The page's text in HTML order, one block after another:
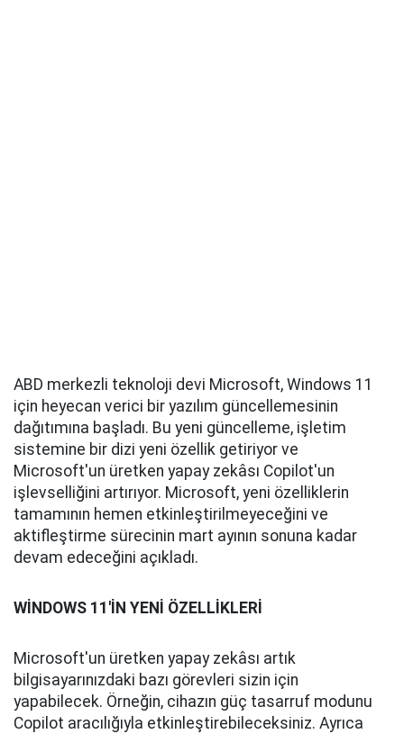
ABD merkezli teknoloji devi Microsoft, Windows 11
için heyecan verici bir yazılım güncellemesinin
dağıtımına başladı. Bu yeni güncelleme, işletim
sistemine bir dizi yeni özellik getiriyor ve
Microsoft'un üretken yapay zekâsı Copilot'un
işlevselliğini artırıyor. Microsoft, yeni özelliklerin
tamamının hemen etkinleştirilmeyeceğini ve
aktifleştirme sürecinin mart ayının sonuna kadar
devam edeceğini açıkladı.
WİNDOWS 11'İN YENİ ÖZELLİKLERİ
Microsoft'un üretken yapay zekâsı artık
bilgisayarınızdaki bazı görevleri sizin için
yapabilecek. Örneğin, cihazın güç tasarruf modunu
Copilot aracılığıyla etkinleştirebileceksiniz. Ayrıca